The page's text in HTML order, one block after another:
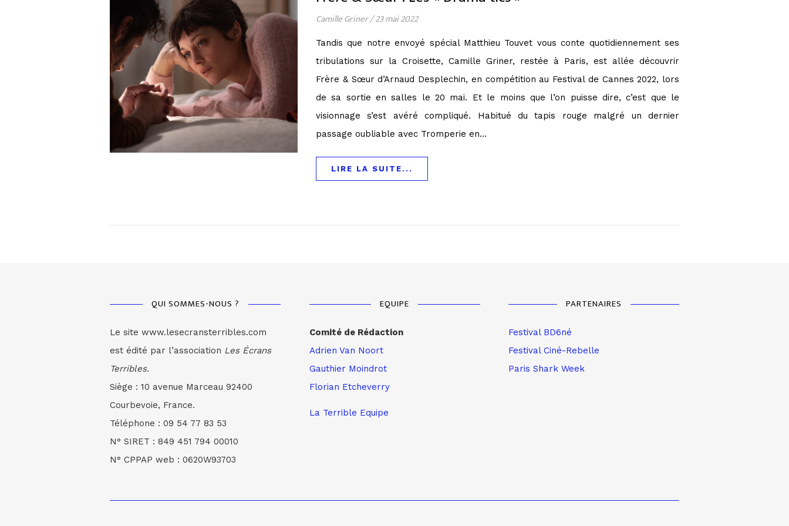
Camille Griner/23 mai 2022
Tandis que notre envoyé spécial Matthieu Touvet vous conte quotidiennement ses
tribulations sur la Croisette, Camille Griner, restée à Paris, est allée découvrir
Frère & Sœur d’Arnaud Desplechin, en compétition au Festival de Cannes 2022, lors
de sa sortie en salles le 20 mai. Et le moins que l’on puisse dire, c’est que le
visionnage s’est avéré compliqué. Habitué du tapis rouge malgré un dernier
passage oubliable avec Tromperie en…
LIRE LA SUITE...
QUI SOMMES-NOUS ?
Le site www.lesecransterribles.com
est édité par l’association Les Écrans
Terribles.
Siège : 10 avenue Marceau 92400
Courbevoie, France.
Téléphone : 09 54 77 83 53
N° SIRET : 849 451 794 00010
N° CPPAP web : 0620W93703
EQUIPE
Comité de Rédaction
Adrien Van Noort
Gauthier Moindrot
Florian Etcheverry
La Terrible Equipe
PARTENAIRES
Festival BD6né
Festival Ciné-Rebelle
Paris Shark Week